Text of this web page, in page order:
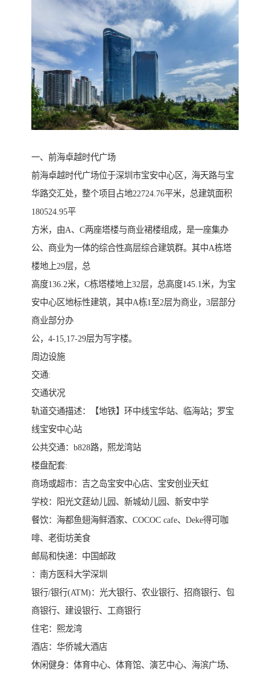
一、前海卓越时代广场
前海卓越时代广场位于深圳市宝安中心区，海天路与宝
华路交汇处，整个项目占地22724.76平米，总建筑面积
180524.95平
方米，由A、C两座塔楼与商业裙楼组成，是一座集办
公、商业为一体的综合性高层综合建筑群。其中A栋塔
楼地上29层，总
高度136.2米，C栋塔楼地上32层，总高度145.1米，为宝
安中心区地标性建筑，其中A栋1至2层为商业，3层部分
商业部分办
公，4-15,17-29层为写字楼。
周边设施
交通:
交通状况
轨道交通描述：【地铁】环中线宝华站、临海站；罗宝
线宝安中心站
公共交通：b828路，熙龙湾站
楼盘配套:
商场或超市：吉之岛宝安中心店、宝安创业天虹
学校：阳光文莛幼儿园、新城幼儿园、新安中学
餐饮：海都鱼翅海鲜酒家、COCOC cafe、Deke得可咖
啡、老街坊美食
邮局和快递：中国邮政
：南方医科大学深圳
银行/银行(ATM)：光大银行、农业银行、招商银行、包
商银行、建设银行、工商银行
住宅：熙龙湾
酒店：华侨城大酒店
休闲健身：体育中心、体育馆、演艺中心、海滨广场、